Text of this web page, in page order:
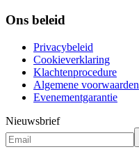
Ons beleid
Privacybeleid
Cookieverklaring
Klachtenprocedure
Algemene voorwaarden
Evenementgarantie
Nieuwsbrief